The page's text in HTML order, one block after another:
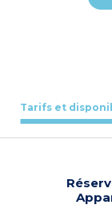
Tarifs et